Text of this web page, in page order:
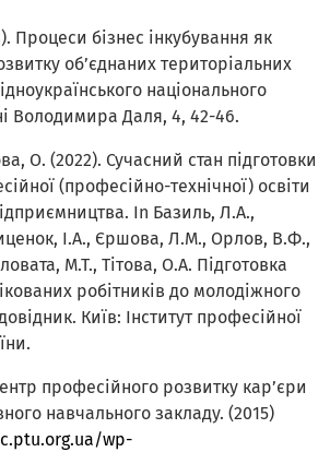
Процеси бізнес інкубування як
об’єднаних територіальних
національного
Володимира Даля, 4, 42-46.
О. (2022). Сучасний стан підготовки
(професійно-технічної) освіти
In Базиль, Л.А.,
І.А., Єршова, Л.М., Орлов, В.Ф.,
М.Т., Тітова, О.А. Підготовка
робітників до молодіжного
Київ: Інститут професійної
професійного розвитку кар’єри
навчального закладу. (2015)
wp-